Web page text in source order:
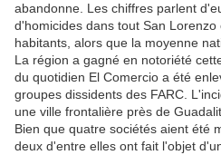
abandonne. Les chiffres parlent
d'homicides dans tout San
habitants, alors que la moyenne
La région a gagné en notoriété
du quotidien El Comercio a été
groupes dissidents des FARC.
une ville frontalière près de
Bien que quatre sociétés aient été
deux d'entre elles ont fait l'objet